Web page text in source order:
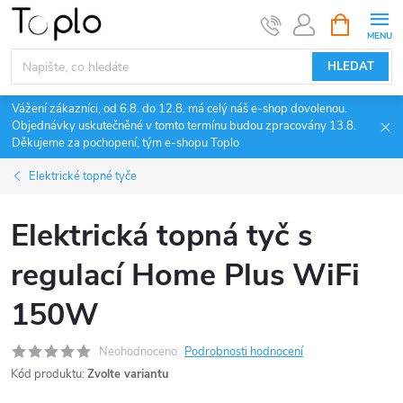
Přejít
obsah
HLEDAT
NÁKUPNÍ
KOŠÍK
Vážení zákazníci, od 6.8. do 12.8. má celý náš e-shop dovolenou.
Objednávky uskutečněné v tomto termínu budou zpracovány 13.8.
Děkujeme za pochopení, tým e-shopu Toplo
Elektrické topné tyče
Elektrická topná tyč s
regulací Home Plus WiFi
150W
Neohodnoceno Podrobnosti hodnocení
Kód produktu: Zvolte variantu